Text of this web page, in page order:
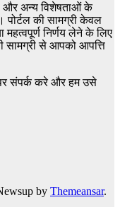
और अन्य विशेषताओं के
पोर्टल की सामग्री केवल
निर्णय लेने के लिए
सामग्री से आपको आपत्ति
संपर्क करे और हम उसे
by Themeansar.